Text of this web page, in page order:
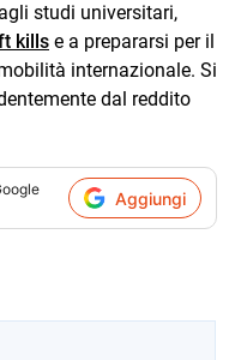
studi universitari,
kills e a prepararsi per il
internazionale. Si
dal reddito
Aggiungi